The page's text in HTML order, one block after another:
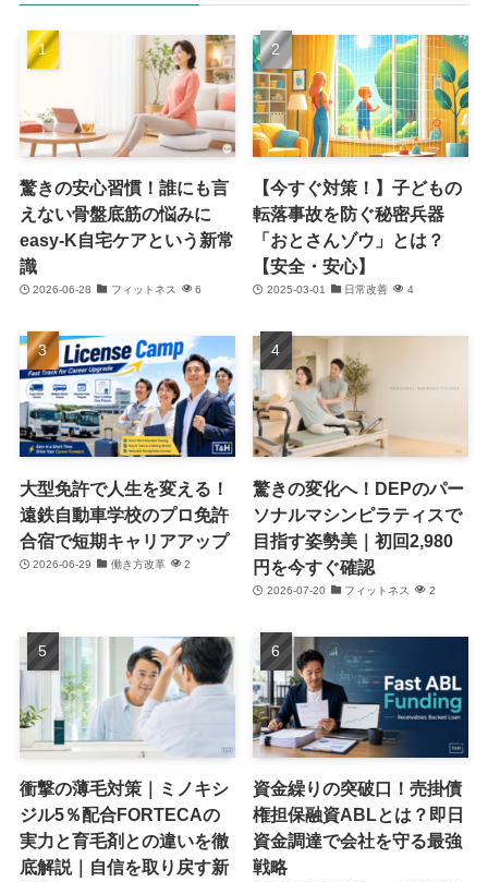
驚きの安心習慣！誰にも言
えない骨盤底筋の悩みに
easy-K自宅ケアという新常
識
2026-06-28 フィットネス 6
【今すぐ対策！】子どもの
転落事故を防ぐ秘密兵器
「おとさんゾウ」とは？
【安全・安心】
2025-03-01 日常改善 4
大型免許で人生を変える！
遠鉄自動車学校のプロ免許
合宿で短期キャリアアップ
2026-06-29 働き方改革 2
驚きの変化へ！DEPのパー
ソナルマシンピラティスで
目指す姿勢美｜初回2,980
円を今すぐ確認
2026-07-20 フィットネス 2
衝撃の薄毛対策｜ミノキシ
ジル5％配合FORTECAの
実力と育毛剤との違いを徹
底解説｜自信を取り戻す新
資金繰りの突破口！売掛債
権担保融資ABLとは？即日
資金調達で会社を守る最強
戦略